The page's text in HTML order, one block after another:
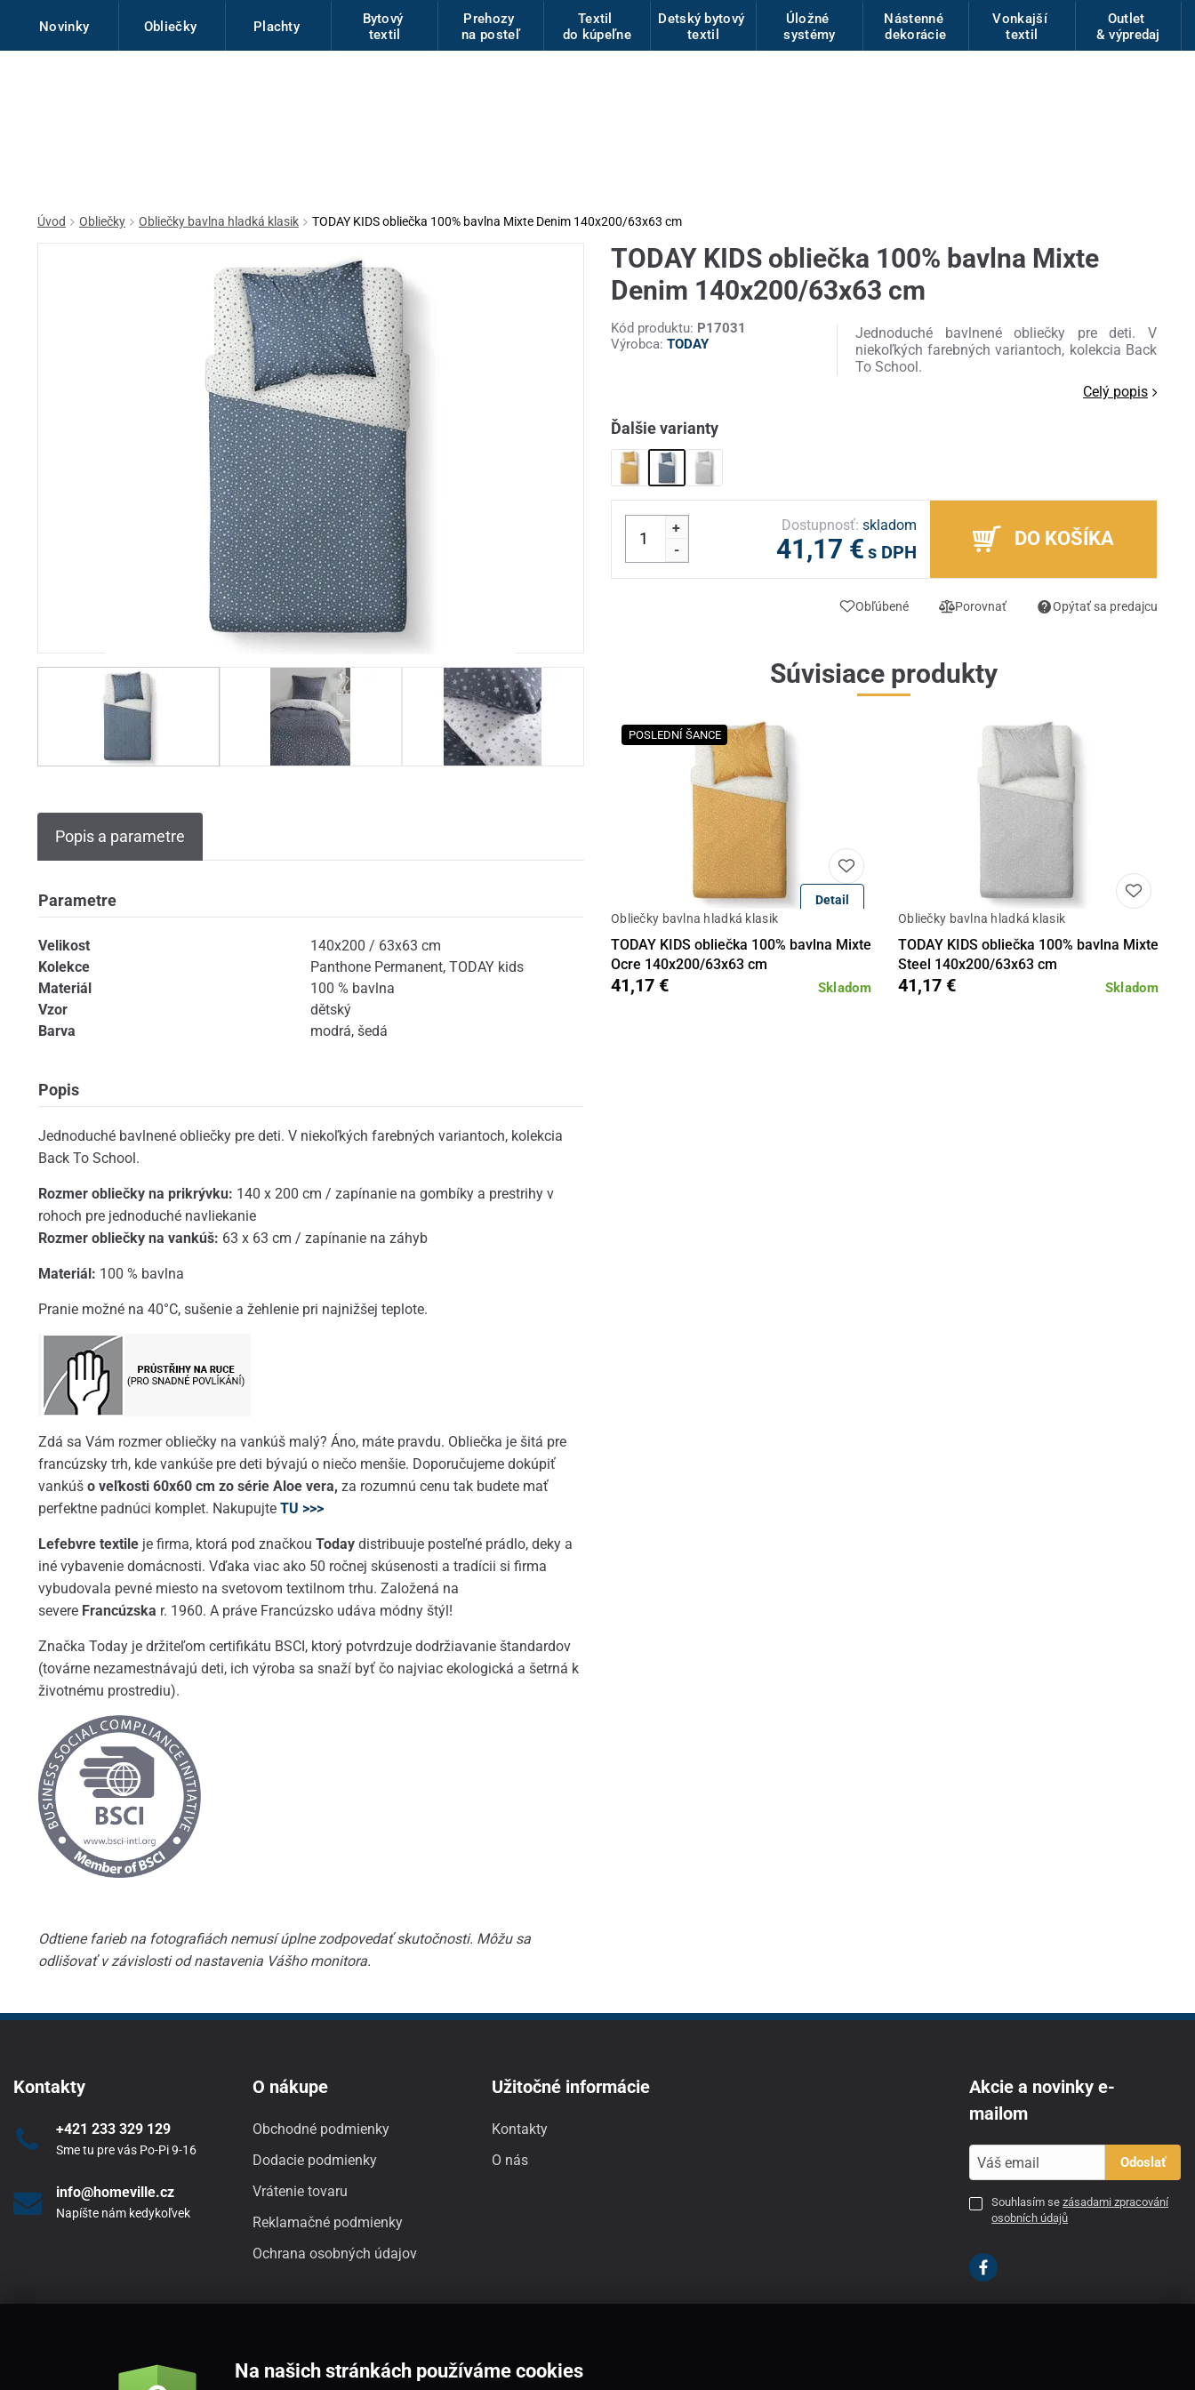
Novinky Obliečky Plachty
Bytový
textil
Prehozy
na posteľ
Textil
do kúpeľne
Detský bytový
textil
Úložné
systémy
Nástenné
dekorácie
Vonkajší
textil
Outlet
& výpredaj
Úvod Obliečky Obliečky bavlna hladká klasik TODAY KIDS obliečka 100% bavlna Mixte Denim 140x200/63x63 cm
Popis a parametre
Parametre
Velikost
140x200 / 63x63 cm
Kolekce
Panthone Permanent, TODAY kids
Materiál
100 % bavlna
Vzor
dětský
Barva
modrá, šedá
Popis
Jednoduché bavlnené obliečky pre deti. V niekoľkých farebných variantoch, kolekcia
Back To School.
Rozmer obliečky na prikrývku: 140 x 200 cm / zapínanie na gombíky a prestrihy v
rohoch pre jednoduché navliekanie
Rozmer obliečky na vankúš: 63 x 63 cm / zapínanie na záhyb
Materiál: 100 % bavlna
Pranie možné na 40°C, sušenie a žehlenie pri najnižšej teplote.
Zdá sa Vám rozmer obliečky na vankúš malý? Áno, máte pravdu. Obliečka je šitá pre
francúzsky trh, kde vankúše pre deti bývajú o niečo menšie. Doporučujeme dokúpiť
vankúšo veľkosti 60x60 cm zo série Aloe vera, za rozumnú cenu tak budete mať
perfektne padnúci komplet. Nakupujte TU >>>
Lefebvre textile je firma, ktorá pod značkou Today distribuuje posteľné prádlo, deky a
iné vybavenie domácnosti. Vďaka viac ako 50 ročnej skúsenosti a tradícii si firma
vybudovala pevné miesto na svetovom textilnom trhu. Založená na
severe Francúzska r. 1960. A práve Francúzsko udáva módny štýl!
Značka Today je držiteľom certifikátu BSCI, ktorý potvrdzuje dodržiavanie štandardov
(továrne nezamestnávajú deti, ich výroba sa snaží byť čo najviac ekologická a šetrná k
životnému prostrediu).
Odtiene farieb na fotografiách nemusí úplne zodpovedať skutočnosti. Môžu sa
odlišovať v závislosti od nastavenia Vášho monitora.
TODAY KIDS obliečka 100% bavlna Mixte
Denim 140x200/63x63 cm
Kód produktu: P17031
Výrobca: TODAY
Jednoduché bavlnené obliečky pre deti. V
niekoľkých farebných variantoch, kolekcia Back
To School.
Celý popis
Ďalšie varianty
+
-
Dostupnosť: skladom
41,17 € s DPH
DO KOŠÍKA
Obľúbené Porovnať Opýtať sa predajcu
Súvisiace produkty
POSLEDNÍ ŠANCE
Detail
Obliečky bavlna hladká klasik
TODAY KIDS obliečka 100% bavlna Mixte
Ocre 140x200/63x63 cm
Skladom
41,17 €
Obliečky bavlna hladká klasik
TODAY KIDS obliečka 100% bavlna Mixte
Steel 140x200/63x63 cm
Skladom
41,17 €
Kontakty
+421 233 329 129
Sme tu pre vás Po-Pi 9-16
info@homeville.cz
Napíšte nám kedykoľvek
O nákupe
Obchodné podmienky
Dodacie podmienky
Vrátenie tovaru
Reklamačné podmienky
Ochrana osobných údajov
Užitočné informácie
Kontakty
O nás
Akcie a novinky e-
mailom
Odoslať
Souhlasím sezásadami zpracování
osobních údajů
Na našich stránkách používáme cookies